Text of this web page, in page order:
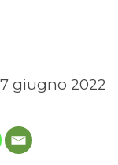
giugno 2022